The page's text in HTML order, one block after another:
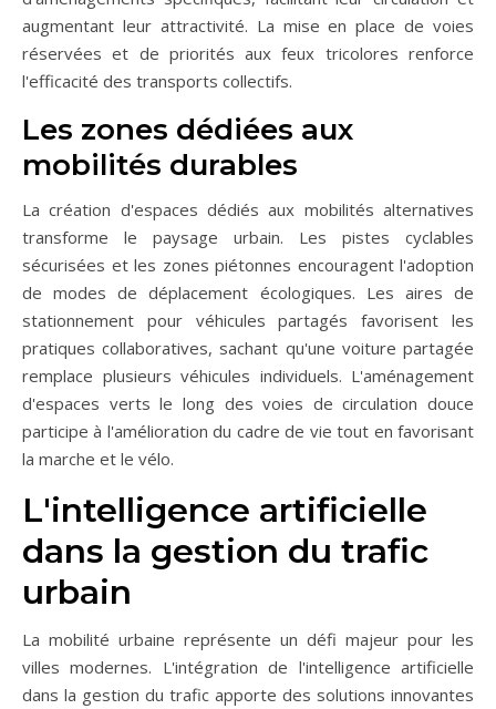
augmentant leur attractivité. La mise en place de voies
réservées et de priorités aux feux tricolores renforce
l'efficacité des transports collectifs.
Les zones dédiées aux
mobilités durables
La création d'espaces dédiés aux mobilités alternatives
transforme le paysage urbain. Les pistes cyclables
sécurisées et les zones piétonnes encouragent l'adoption
de modes de déplacement écologiques. Les aires de
stationnement pour véhicules partagés favorisent les
pratiques collaboratives, sachant qu'une voiture partagée
remplace plusieurs véhicules individuels. L'aménagement
d'espaces verts le long des voies de circulation douce
participe à l'amélioration du cadre de vie tout en favorisant
la marche et le vélo.
L'intelligence artificielle
dans la gestion du trafic
urbain
La mobilité urbaine représente un défi majeur pour les
villes modernes. L'intégration de l'intelligence artificielle
dans la gestion du trafic apporte des solutions innovantes